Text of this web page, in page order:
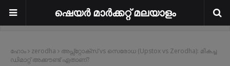
ഷെയർ മാർക്കറ്റ് മലയാളം
ഹോം zerodha
അപ്സ്റ്റോക്സ് vs സെരോധ (Upstox vs Zerodha): മികച്ച
ഡിമാറ്റ് അക്കൗണ്ട് ഏതാണ്?